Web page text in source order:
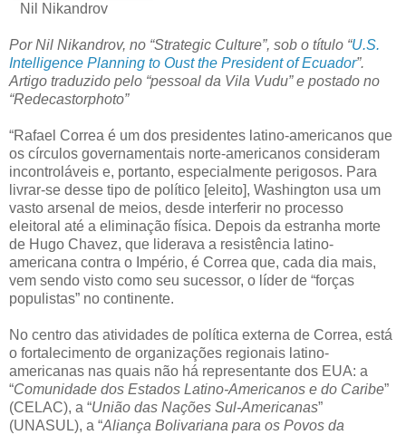
Nil Nikandrov
Por Nil Nikandrov, no “Strategic Culture”, sob o título “U.S.
Intelligence Planning to Oust the President of Ecuador”.
Artigo traduzido pelo “pessoal da Vila Vudu” e postado no
“Redecastorphoto”
“Rafael Correa é um dos presidentes latino-americanos que
os círculos governamentais norte-americanos consideram
incontroláveis e, portanto, especialmente perigosos. Para
livrar-se desse tipo de político [eleito], Washington usa um
vasto arsenal de meios, desde interferir no processo
eleitoral até a eliminação física. Depois da estranha morte
de Hugo Chavez, que liderava a resistência latino-
americana contra o Império, é Correa que, cada dia mais,
vem sendo visto como seu sucessor, o líder de “forças
populistas” no continente.
No centro das atividades de política externa de Correa, está
o fortalecimento de organizações regionais latino-
americanas nas quais não há representante dos EUA: a
“Comunidade dos Estados Latino-Americanos e do Caribe”
(CELAC), a “União das Nações Sul-Americanas”
(UNASUL), a “Aliança Bolivariana para os Povos da